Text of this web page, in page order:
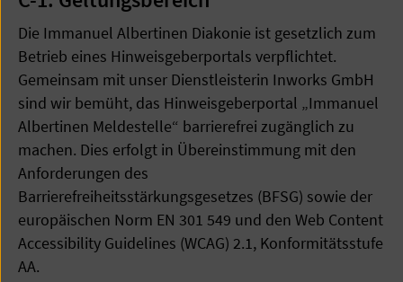
Die Immanuel Albertinen Diakonie ist gesetzlich zum
Betrieb eines Hinweisgeberportals verpflichtet.
Gemeinsam mit unser Dienstleisterin Inworks GmbH
sind wir bemüht, das Hinweisgeberportal „Immanuel
Albertinen Meldestelle“ barrierefrei zugänglich zu
machen. Dies erfolgt in Übereinstimmung mit den
Anforderungen des
Barrierefreiheitsstärkungsgesetzes (BFSG) sowie der
europäischen Norm EN 301 549 und den Web Content
Accessibility Guidelines (WCAG) 2.1, Konformitätsstufe
AA.